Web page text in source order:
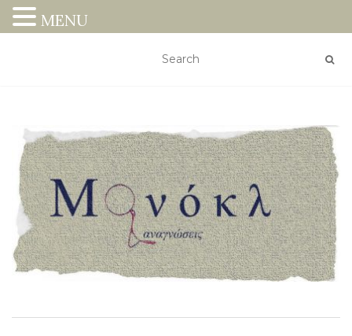
MENU